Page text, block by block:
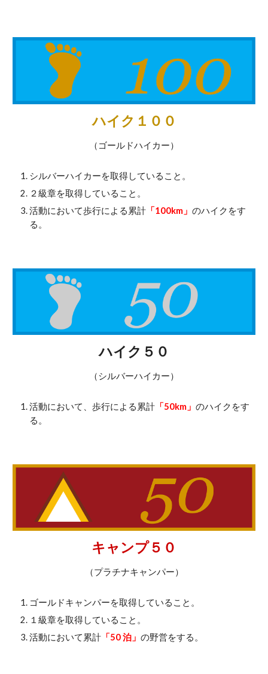
ハイク１００
（ ゴールドハイカー）
シルバーハイカーを取得していること。
２級章を取得していること。
活動において歩行による累計 「100km」のハイクをす
る。
ハイク５０
（シルバーハイカー）
活動において、歩行による累計 「50km」のハイクをす
る。
キャンプ５０
（プラチナキャンパー）
ゴールドキャンパーを取得していること。
１級章を取得していること。
活動において累計 「50 泊」の野営をする。